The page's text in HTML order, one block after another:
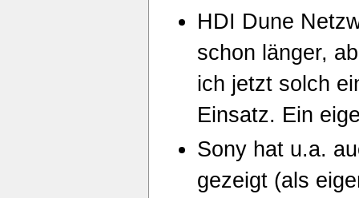
HDI Dune
schon länger,
ich jetzt solch
Einsatz. Ein
Sony hat u.a.
gezeigt (als